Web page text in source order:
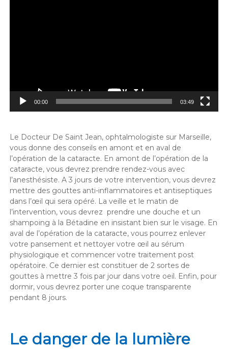
00:00 03:49
Le Docteur De Saint Jean, ophtalmologiste sur Marseille,
vous donne des conseils en amont et en aval de
l’opération de la cataracte. En amont de l’opération de la
cataracte, vous devrez prendre rendez-vous avec
l’anesthésiste. A 3 jours de votre intervention, vous devrez
mettre des gouttes anti-inflammatoires et antiseptiques
dans l’œil qui sera opéré. La veille et le matin de
l’intervention, vous devrez prendre une douche et un
shampoing à la Bétadine en insistant bien sur le visage. En
aval de l’opération de la cataracte, vous pourrez enlever
votre pansement et nettoyer votre œil au sérum
physiologique et commencer votre traitement post
opératoire. Ce dernier est constituer de 2 sortes de
gouttes à mettre 3 fois par jour dans votre oeil. Enfin, pour
dormir, vous devrez porter une coque transparente
pendant 8 jours.
Le danger de la lumière